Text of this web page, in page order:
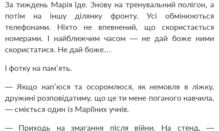
За тиждень Марія їде. Знову на тренувальний полігон, а
потім на іншу ділянку фронту. Усі обмінюються
телефонами. Ніхто не впевнений, що скористається
номерами. І найближчим часом — не дай боже ними
скористатися. Не дай боже…
І фотку на пам’ять.
— Якщо нап’юся та осоромлюся, як немовля в ліжку,
дружині розповідатиму, що це ти мене поганого навчила,
— сміється один із Маріїних учнів.
— Приходь на змагання після війни. На стенд, —